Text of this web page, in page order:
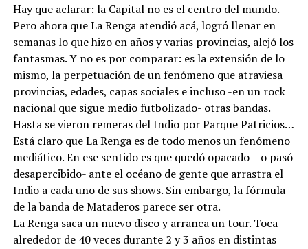
Hay que aclarar: la Capital no es el centro del mundo.
Pero ahora que La Renga atendió acá, logró llenar en
semanas lo que hizo en años y varias provincias, alejó los
fantasmas. Y no es por comparar: es la extensión de lo
mismo, la perpetuación de un fenómeno que atraviesa
provincias, edades, capas sociales e incluso -en un rock
nacional que sigue medio futbolizado- otras bandas.
Hasta se vieron remeras del Indio por Parque Patricios…
Está claro que La Renga es de todo menos un fenómeno
mediático. En ese sentido es que quedó opacado – o pasó
desapercibido- ante el océano de gente que arrastra el
Indio a cada uno de sus shows. Sin embargo, la fórmula
de la banda de Mataderos parece ser otra.
La Renga saca un nuevo disco y arranca un tour. Toca
alrededor de 40 veces durante 2 y 3 años en distintas